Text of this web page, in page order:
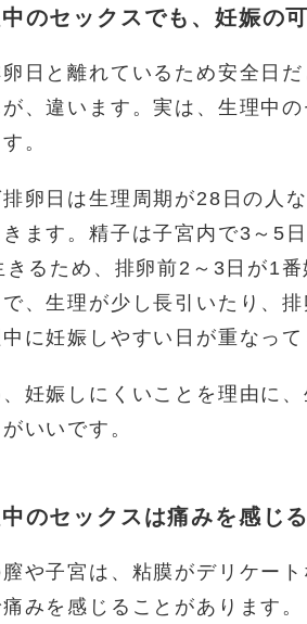
のセックスでも、妊娠の
日と離れているため安全日
、違います。実は、生理中
。
卵日は生理周期が28日の人
ます。精子は子宮内で3～5
きるため、排卵前2～3日が1
、生理が少し長引いたり、
に妊娠しやすい日が重なって
妊娠しにくいことを理由に
いいです。
のセックスは痛みを感じ
や子宮は、粘膜がデリケー
みを感じることがあります。